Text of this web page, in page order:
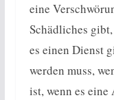
eine
Schädliches
es einen Dienst
werden muss,
ist, wenn es